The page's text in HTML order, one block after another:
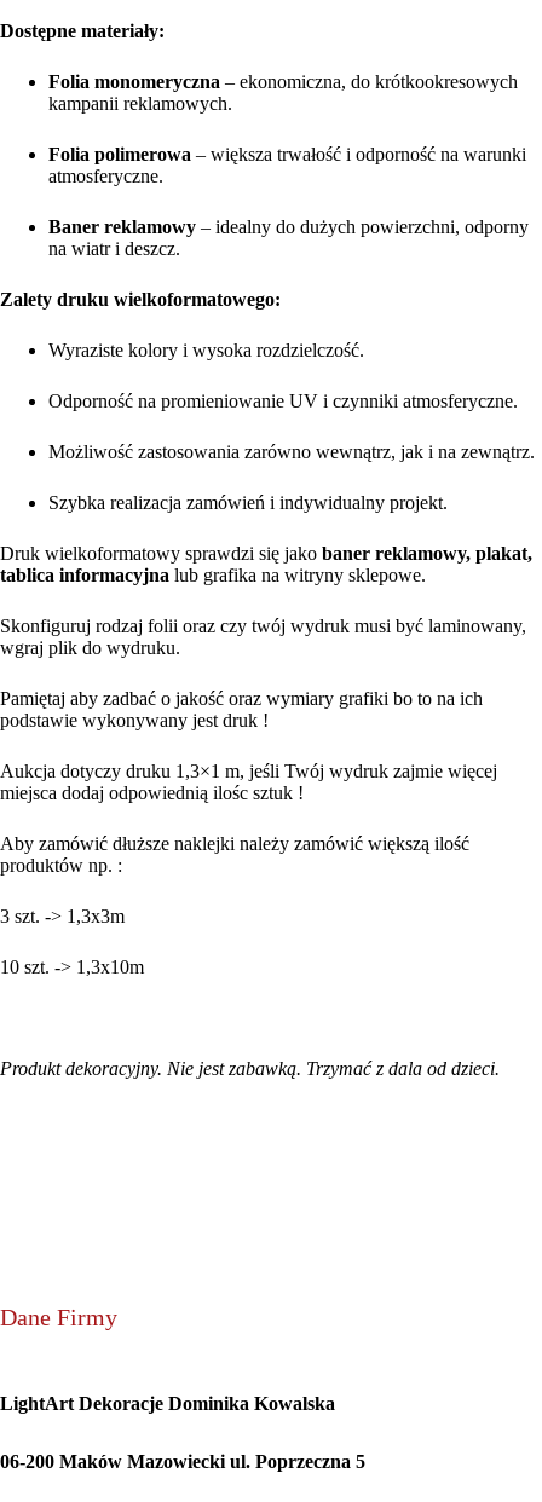
Dostępne materiały:
Folia monomeryczna – ekonomiczna, do krótkookresowych
kampanii reklamowych.
Folia polimerowa – większa trwałość i odporność na warunki
atmosferyczne.
Baner reklamowy – idealny do dużych powierzchni, odporny
na wiatr i deszcz.
Zalety druku wielkoformatowego:
Wyraziste kolory i wysoka rozdzielczość.
Odporność na promieniowanie UV i czynniki atmosferyczne.
Możliwość zastosowania zarówno wewnątrz, jak i na zewnątrz.
Szybka realizacja zamówień i indywidualny projekt.
Druk wielkoformatowy sprawdzi się jako baner reklamowy, plakat,
tablica informacyjna lub grafika na witryny sklepowe.
Skonfiguruj rodzaj folii oraz czy twój wydruk musi być laminowany,
wgraj plik do wydruku.
Pamiętaj aby zadbać o jakość oraz wymiary grafiki bo to na ich
podstawie wykonywany jest druk !
Aukcja dotyczy druku 1,3×1 m, jeśli Twój wydruk zajmie więcej
miejsca dodaj odpowiednią ilośc sztuk !
Aby zamówić dłuższe naklejki należy zamówić większą ilość
produktów np. :
3 szt. -> 1,3x3m
10 szt. -> 1,3x10m
Produkt dekoracyjny. Nie jest zabawką. Trzymać z dala od dzieci.
Dane Firmy
LightArt Dekoracje Dominika Kowalska
06-200 Maków Mazowiecki ul. Poprzeczna 5